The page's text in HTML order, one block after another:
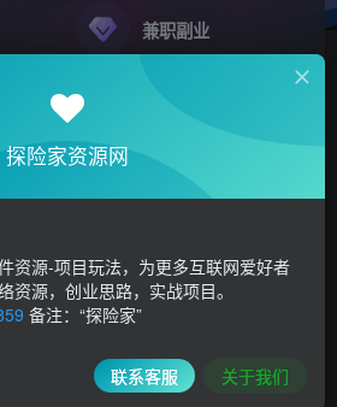
兼职副业
探险家资源网
资源-项目玩法，为更多互联网爱好者
资源，创业思路，实战项目。
备注：“探险家”
联系客服 关于我们